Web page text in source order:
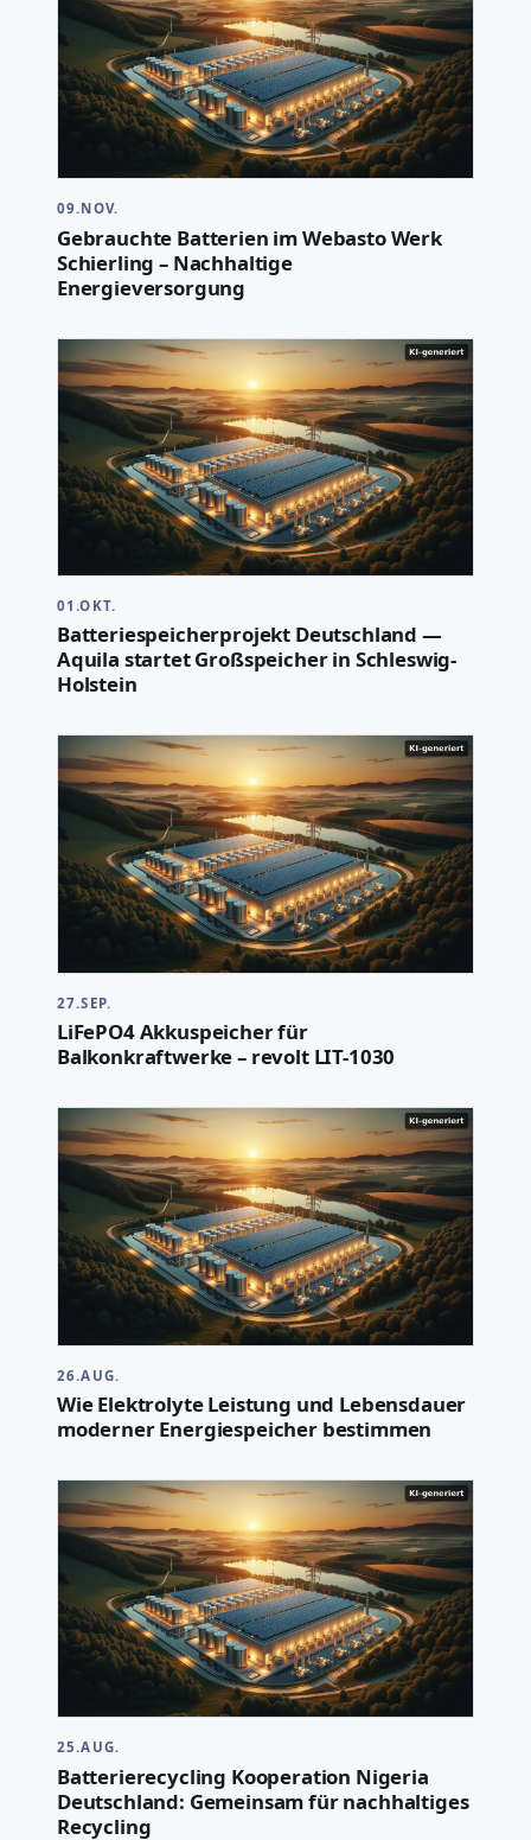
09.NOV.
Gebrauchte Batterien im Webasto Werk
Schierling – Nachhaltige
Energieversorgung
01.OKT.
Batteriespeicherprojekt Deutschland —
Aquila startet Großspeicher in Schleswig-
Holstein
27.SEP.
LiFePO4 Akkuspeicher für
Balkonkraftwerke – revolt LIT-1030
26.AUG.
Wie Elektrolyte Leistung und Lebensdauer
moderner Energiespeicher bestimmen
25.AUG.
Batterierecycling Kooperation Nigeria
Deutschland: Gemeinsam für nachhaltiges
Recycling